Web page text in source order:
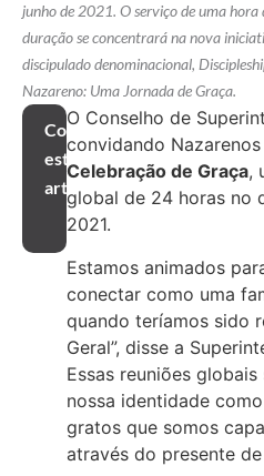
junho de 2021. O serviço de uma hora
duração se concentrará na nova
discipulado denominacional,
Nazareno: Uma Jornada de Graça.
Compartilhar
este
artigo
O Conselho de
convidando
Celebração de Graça,
global de 24 horas no
2021.
Estamos animados
conectar como uma
quando teríamos sido
Geral”, disse a
Essas reuniões
nossa identidade
gratos que somos
através do presente